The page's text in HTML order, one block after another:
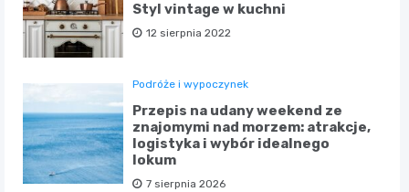
Styl vintage w kuchni
12 sierpnia 2022
Podróże i wypoczynek
Przepis na udany weekend ze
znajomymi nad morzem: atrakcje,
logistyka i wybór idealnego
lokum
7 sierpnia 2026